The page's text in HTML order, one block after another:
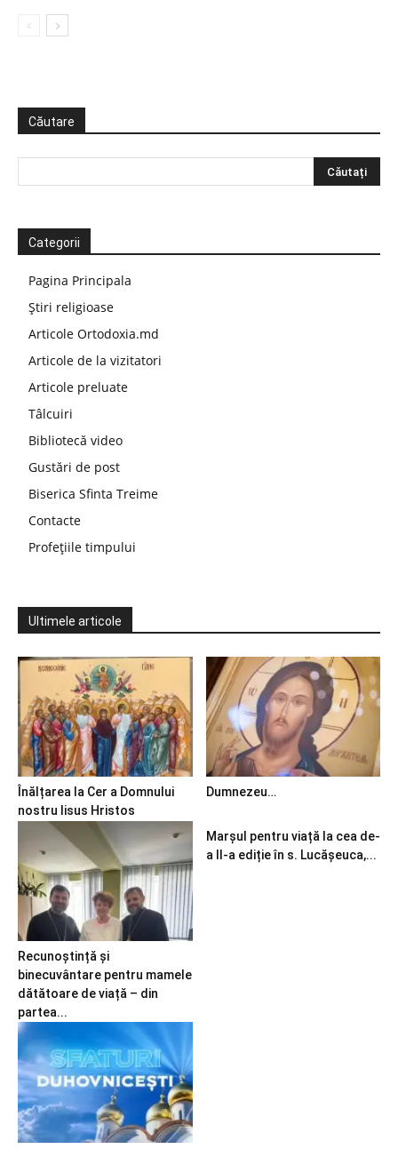
Căutare
Categorii
Pagina Principala
Știri religioase
Articole Ortodoxia.md
Articole de la vizitatori
Articole preluate
Tâlcuiri
Bibliotecă video
Gustări de post
Biserica Sfinta Treime
Contacte
Profețiile timpului
Ultimele articole
Înălțarea la Cer a Domnului
nostru Iisus Hristos
Dumnezeu…
Recunoștință și
binecuvântare pentru mamele
dătătoare de viață – din
partea...
Marșul pentru viață la cea de-
a II-a ediție în s. Lucășeuca,...